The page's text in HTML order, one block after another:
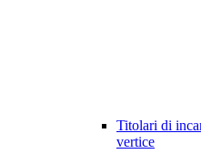
Titolari di
vertice